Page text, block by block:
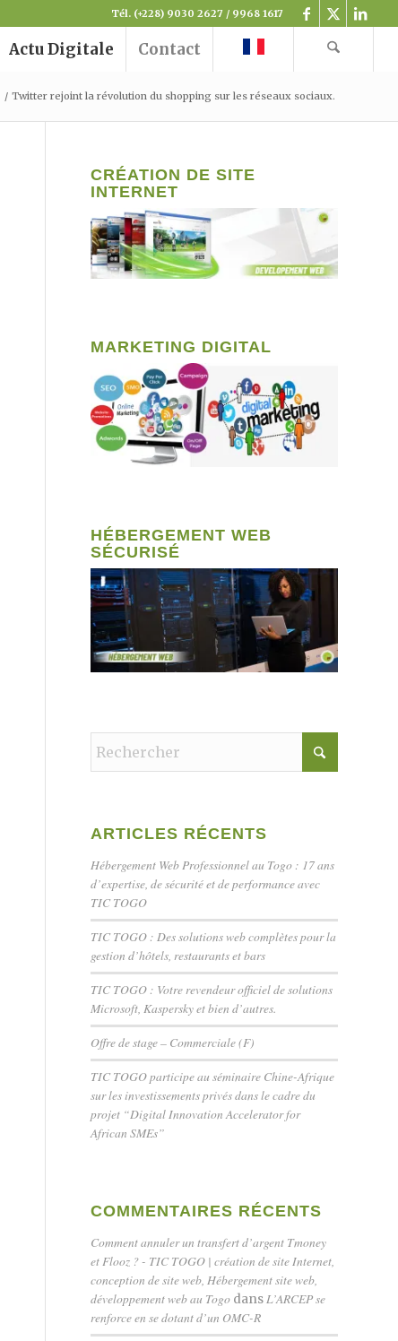
Tél. (+228) 9030 2627 / 9968 1617
Actu Digitale Contact
/ Twitter rejoint la révolution du shopping sur les réseaux sociaux.
CRÉATION DE SITE
INTERNET
MARKETING DIGITAL
HÉBERGEMENT WEB
SÉCURISÉ
ARTICLES RÉCENTS
Hébergement Web Professionnel au Togo : 17 ans
d’expertise, de sécurité et de performance avec
TIC TOGO
TIC TOGO : Des solutions web complètes pour la
gestion d’hôtels, restaurants et bars
TIC TOGO : Votre revendeur officiel de solutions
Microsoft, Kaspersky et bien d’autres.
Offre de stage – Commerciale (F)
TIC TOGO participe au séminaire Chine-Afrique
sur les investissements privés dans le cadre du
projet “Digital Innovation Accelerator for
African SMEs”
COMMENTAIRES RÉCENTS
Comment annuler un transfert d’argent Tmoney
et Flooz ? - TIC TOGO | création de site Internet,
conception de site web, Hébergement site web,
développement web au Togo dansL’ARCEP se
renforce en se dotant d’un OMC-R